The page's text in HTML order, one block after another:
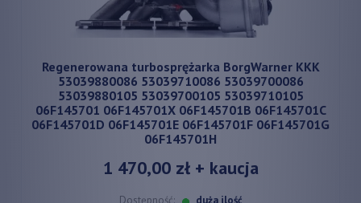
Regenerowana turbosprężarka BorgWarner KKK
53039880086 53039710086 53039700086
53039880105 53039700105 53039710105
06F145701 06F145701X 06F145701B 06F145701C
06F145701D 06F145701E 06F145701F 06F145701G
06F145701H
1 470,00 zł+ kaucja